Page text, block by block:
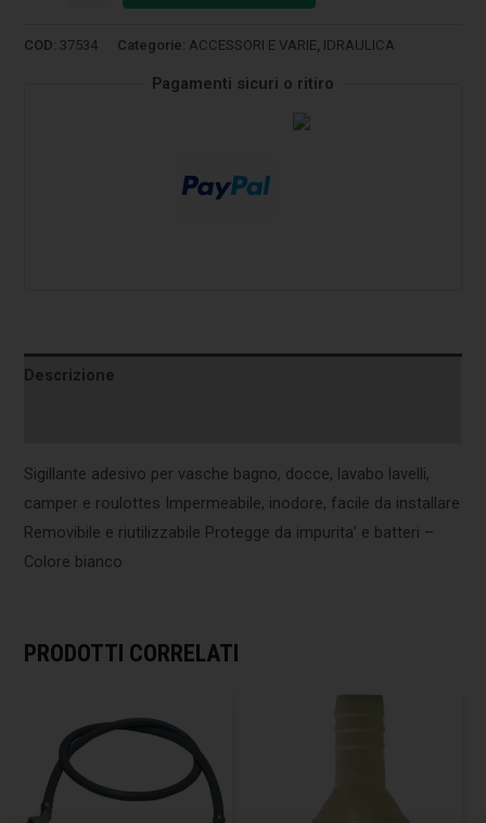
COD: 37534 Categorie: ACCESSORI E VARIE IDRAULICA
Pagamenti sicuri o ritiro
Descrizione
Sigillante adesivo per vasche bagno, docce, lavabo lavelli,
camper e roulottes Impermeabile, inodore, facile da installare
Removibile e riutilizzabile Protegge da impurita’ e batteri –
Colore bianco
PRODOTTI CORRELATI